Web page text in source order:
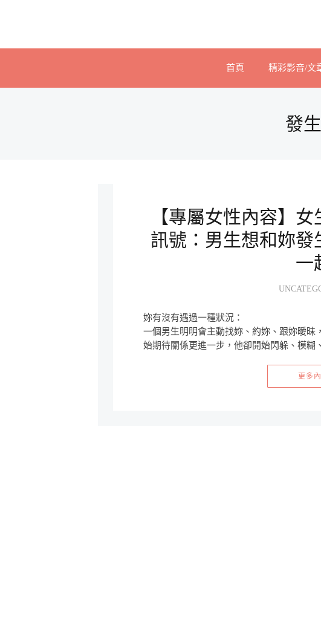
首頁 精彩影音/文
發
【專屬女性內容】
訊號：男生想和妳
一
妳有沒有遇過一種狀況：
一個男生明明會主動找妳、約妳、跟妳曖昧
始期待關係更進一步，他卻開始閃躲、模糊
更多